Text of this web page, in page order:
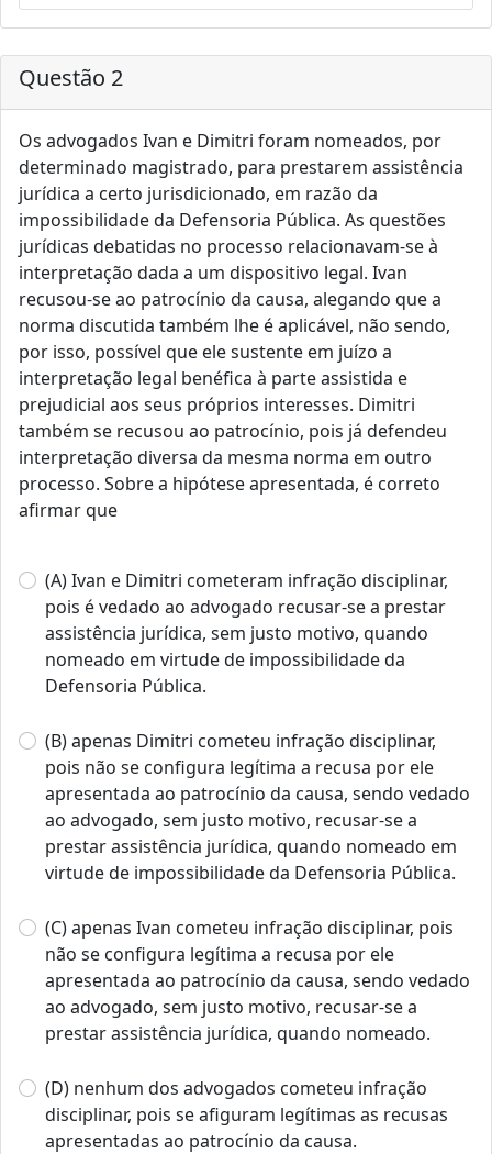
Questão 2
Os advogados Ivan e Dimitri foram nomeados, por
determinado magistrado, para prestarem assistência
jurídica a certo jurisdicionado, em razão da
impossibilidade da Defensoria Pública. As questões
jurídicas debatidas no processo relacionavam-se à
interpretação dada a um dispositivo legal. Ivan
recusou-se ao patrocínio da causa, alegando que a
norma discutida também lhe é aplicável, não sendo,
por isso, possível que ele sustente em juízo a
interpretação legal benéfica à parte assistida e
prejudicial aos seus próprios interesses. Dimitri
também se recusou ao patrocínio, pois já defendeu
interpretação diversa da mesma norma em outro
processo. Sobre a hipótese apresentada, é correto
afirmar que
(A) Ivan e Dimitri cometeram infração disciplinar,
pois é vedado ao advogado recusar-se a prestar
assistência jurídica, sem justo motivo, quando
nomeado em virtude de impossibilidade da
Defensoria Pública.
(B) apenas Dimitri cometeu infração disciplinar,
pois não se configura legítima a recusa por ele
apresentada ao patrocínio da causa, sendo vedado
ao advogado, sem justo motivo, recusar-se a
prestar assistência jurídica, quando nomeado em
virtude de impossibilidade da Defensoria Pública.
(C) apenas Ivan cometeu infração disciplinar, pois
não se configura legítima a recusa por ele
apresentada ao patrocínio da causa, sendo vedado
ao advogado, sem justo motivo, recusar-se a
prestar assistência jurídica, quando nomeado.
(D) nenhum dos advogados cometeu infração
disciplinar, pois se afiguram legítimas as recusas
apresentadas ao patrocínio da causa.